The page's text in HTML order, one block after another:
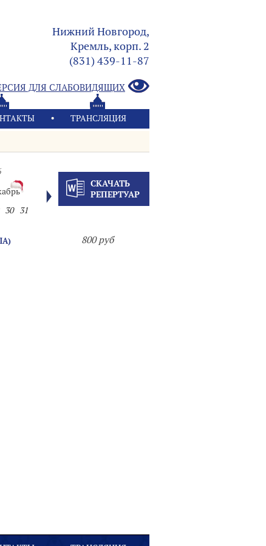
Нижний Новгород,
Кремль, корп. 2
(831) 439-11-87
ДЛЯ СЛАБОВИДЯЩИХ
ТРАНСЛЯЦИЯ
30 31
СКАЧАТЬ
РЕПЕРТУАР
800 руб